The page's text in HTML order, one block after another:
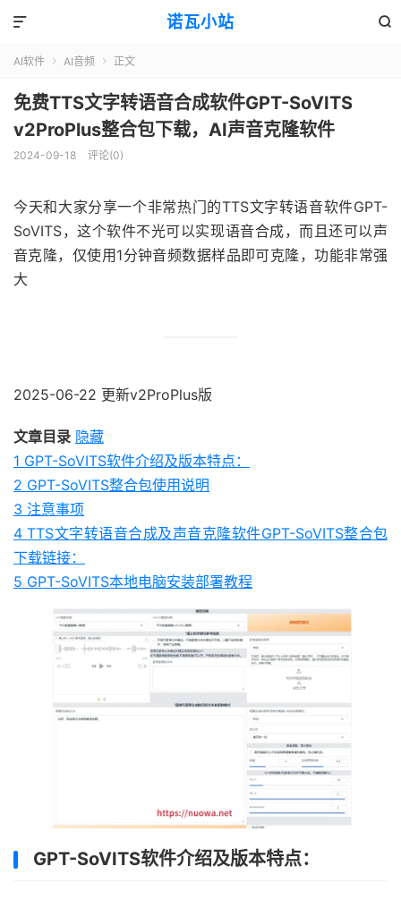
诺瓦小站 

AI软件  AI音频  正文
免费TTS文字转语音合成软件GPT-SoVITS
v2ProPlus整合包下载，AI声音克隆软件
2024-09-18 评论(0)
今天和大家分享一个非常热门的TTS文字转语音软件GPT-
SoVITS，这个软件不光可以实现语音合成，而且还可以声
音克隆，仅使用1分钟音频数据样品即可克隆，功能非常强
大
2025-06-22 更新v2ProPlus版
文章目录 隐藏
1 GPT-SoVITS软件介绍及版本特点：
2 GPT-SoVITS整合包使用说明
3 注意事项
4 TTS文字转语音合成及声音克隆软件GPT-SoVITS整合包
下载链接：
5 GPT-SoVITS本地电脑安装部署教程
GPT-SoVITS软件介绍及版本特点：